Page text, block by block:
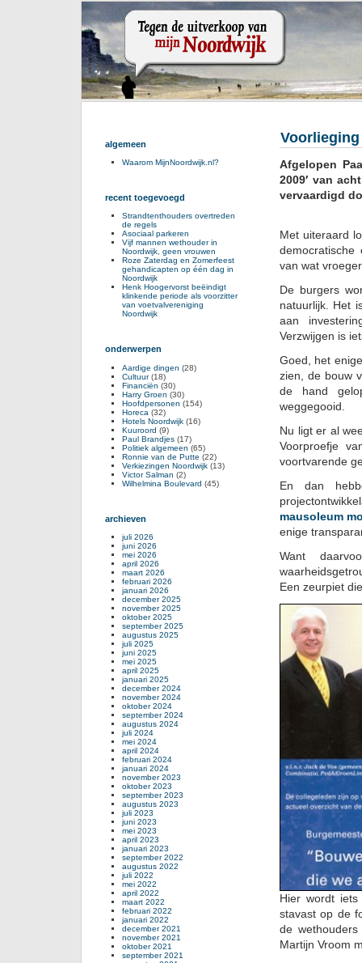
Afgelopen
2009′ van
vervaardigd
Met uiteraard
van wat
De burgers
natuurlijk. Het
aan
Verzwijgen is
Goed, het
zien, de bouw
de hand
weggegooid.
Nu ligt er al
Voorproefje
voortvarende
En dan
mausoleum
enige
Want
Een zeurpiet
Hier wordt
stavast op de
de
Martijn Vroom
algemeen
Waarom MijnNoordwijk.nl?
recent toegevoegd
Strandtenthouders overtreden
de regels
Asociaal parkeren
Vijf mannen wethouder in
Noordwijk, geen vrouwen
Roze Zaterdag en Zomerfeest
gehandicapten op één dag in
Noordwijk
Henk Hoogervorst beëindigt
klinkende periode als voorzitter
van voetvalvereniging
Noordwijk
onderwerpen
Aardige dingen (28)
Cultuur(18)
Financiën (30)
Harry Groen (30)
Hoofdpersonen (154)
Horeca (32)
Hotels Noordwijk (16)
Kuuroord (9)
Paul Brandjes (17)
Politiek algemeen (65)
Ronnie van de Putte (22)
Verkiezingen Noordwijk (13)
Victor Salman (2)
Wilhelmina Boulevard (45)
archieven
juli 2026
juni 2026
mei 2026
april 2026
maart 2026
februari 2026
januari 2026
december 2025
november 2025
oktober 2025
september 2025
augustus 2025
juli 2025
juni 2025
mei 2025
april 2025
januari 2025
december 2024
november 2024
oktober 2024
september 2024
augustus 2024
juli 2024
mei 2024
april 2024
februari 2024
januari 2024
november 2023
oktober 2023
september 2023
augustus 2023
juli 2023
juni 2023
mei 2023
april 2023
januari 2023
september 2022
augustus 2022
juli 2022
mei 2022
april 2022
maart 2022
februari 2022
januari 2022
december 2021
november 2021
oktober 2021
september 2021